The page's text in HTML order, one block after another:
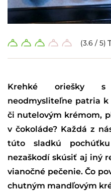
(3.6 / 5)
Krehké oriešky s
neodmysliteľne patria k
či nutelovým krémom,
v čokoláde? Každá z
túto sladkú
nezaškodí skúsiť aj iný
vianočné pečenie. Čo
chutným mandľovým